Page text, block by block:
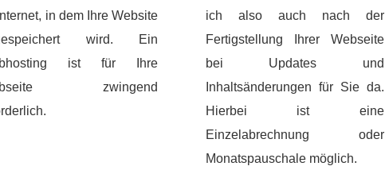
in dem Ihre Website
wird. Ein
ist für Ihre
zwingend
ich also auch nach der
Fertigstellung Ihrer Webseite
bei Updates und
Inhaltsänderungen für Sie da.
Hierbei ist eine
Einzelabrechnung oder
Monatspauschale möglich.